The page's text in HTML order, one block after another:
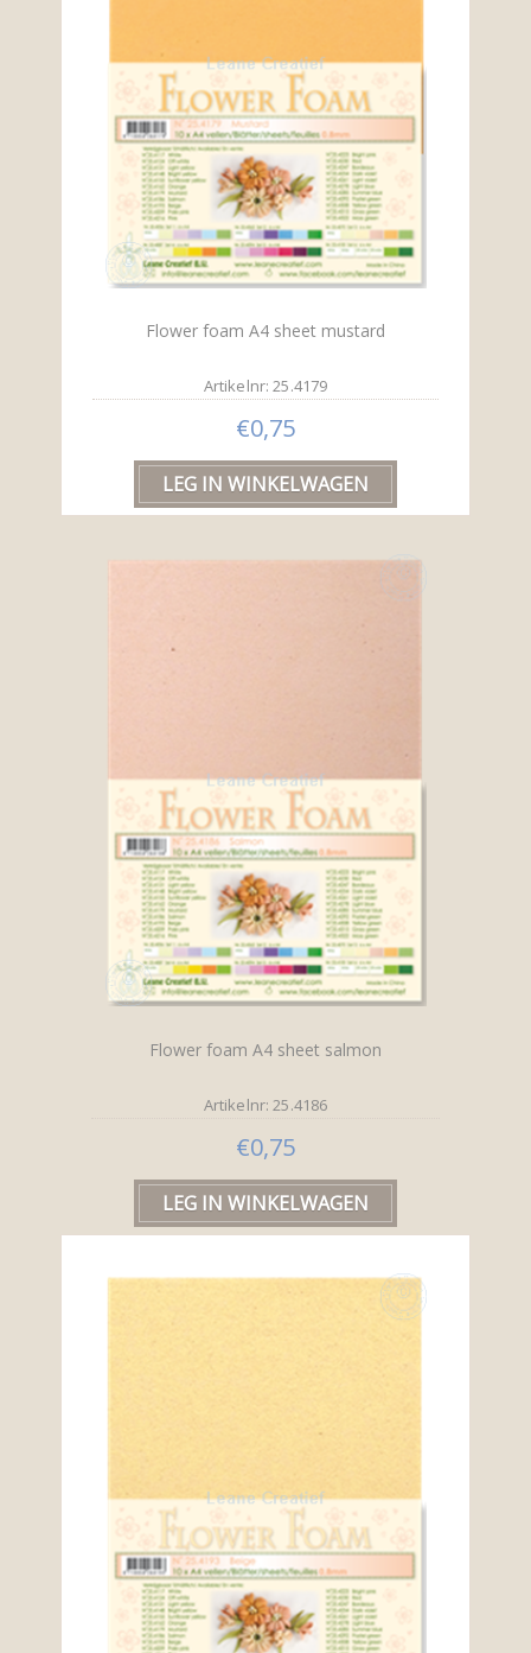
Flower foam A4 sheet mustard
Artikelnr: 25.4179
€0,75
Flower foam A4 sheet salmon
Artikelnr: 25.4186
€0,75